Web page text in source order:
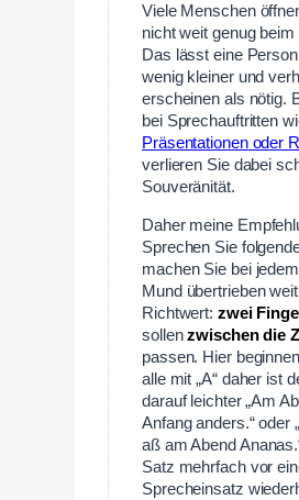
Viele Menschen
nicht weit genug beim
Das lässt eine
wenig kleiner und
erscheinen als nötig.
bei Sprechauftritten
Präsentationen oder
verlieren Sie dabei
Souveränität.
Daher meine
Sprechen Sie
machen Sie bei jedem
Mund übertrieben
Richtwert: zwei
sollenzwischen die
passen. Hier
alle mit „A“ daher ist
darauf leichter „Am
Anfang anders.“ oder
aß am Abend
Satz mehrfach vor
Sprecheinsatz